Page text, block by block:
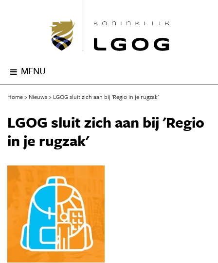
MENU
Home Nieuws LGOG sluit zich aan bij 'Regio in je rugzak'
LGOG sluit zich aan bij 'Regio
in je rugzak'